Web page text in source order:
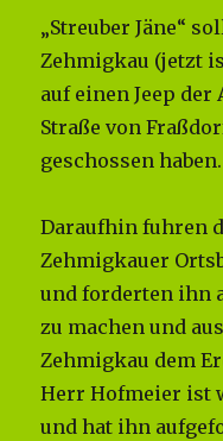
„Streuber Jäne“
Zehmigkau (jetzt
auf einen Jeep
Straße von
geschossen haben.
Daraufhin fuhren
Zehmigkauer
und forderten ihn
zu machen und
Zehmigkau dem
Herr Hofmeier ist
und hat ihn